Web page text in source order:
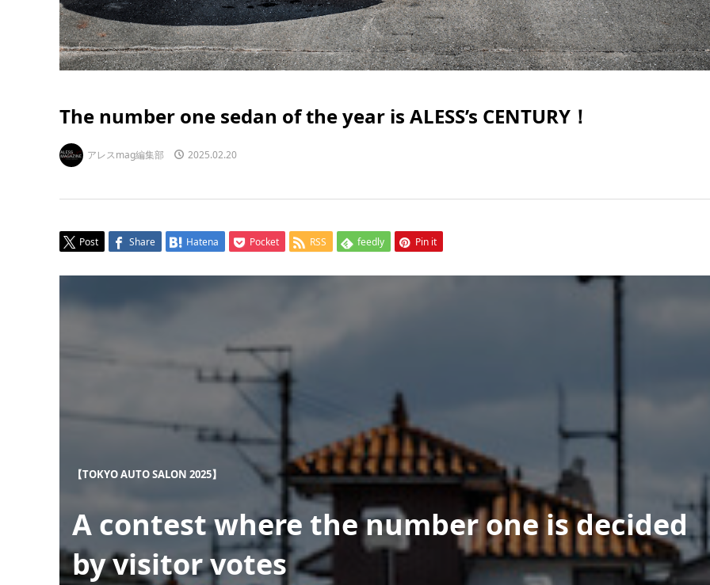
The number one sedan of the year is ALESS’s CENTURY！
アレスmag編集部 2025.02.20
Post Share Hatena Pocket RSS feedly Pin it
【TOKYO AUTO SALON 2025】
A contest where the number one is decided
by visitor votes